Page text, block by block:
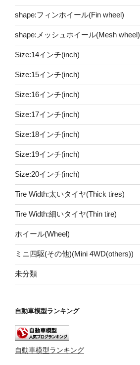
shape:フィンホイール(Fin wheel)
shape:メッシュホイール(Mesh wheel)
Size:14インチ(inch)
Size:15インチ(inch)
Size:16インチ(inch)
Size:17インチ(inch)
Size:18インチ(inch)
Size:19インチ(inch)
Size:20インチ(inch)
Tire Width:太いタイヤ(Thick tires)
Tire Width:細いタイヤ(Thin tire)
ホイール(Wheel)
ミニ四駆(その他)(Mini 4WD(others))
未分類
自動車模型ランキング
自動車模型ランキング